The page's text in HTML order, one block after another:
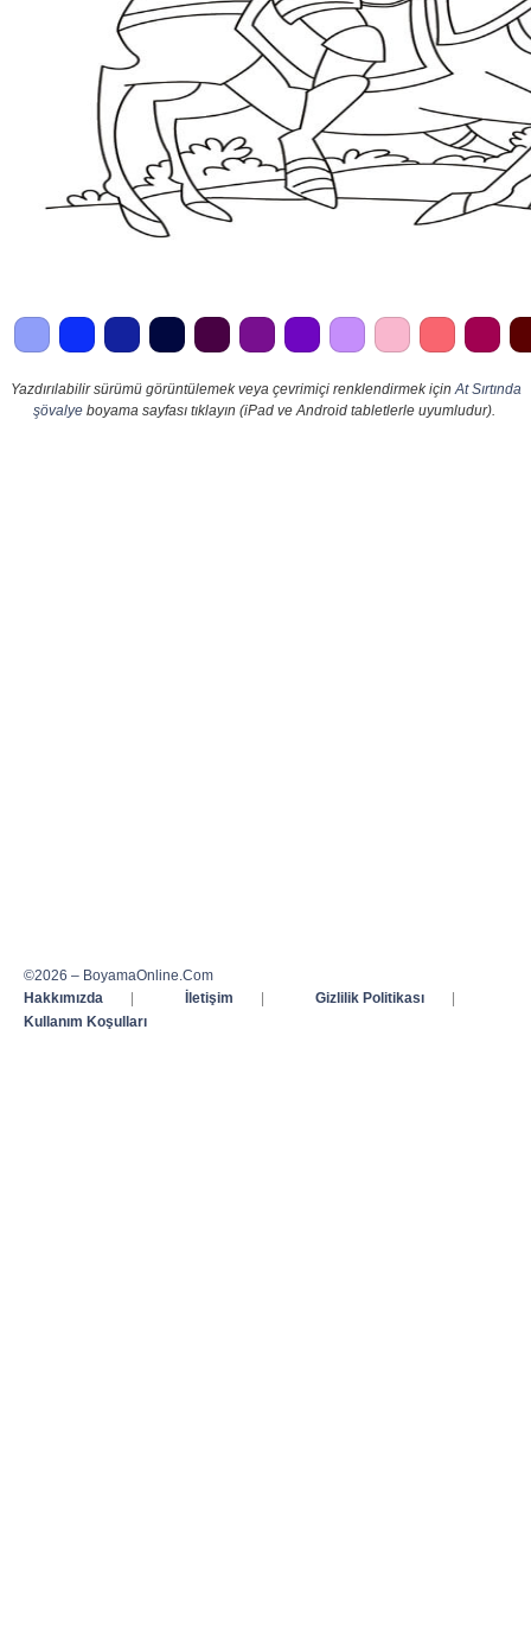
Yazdırılabilir sürümü görüntülemek veya çevrimiçi renklendirmek için At Sırtında
şövalyeboyama sayfası tıklayın (iPad ve Android tabletlerle uyumludur).
©2026 – BoyamaOnline.Com
Hakkımızda
| İletişim | Gizlilik Politikası
|
Kullanım Koşulları